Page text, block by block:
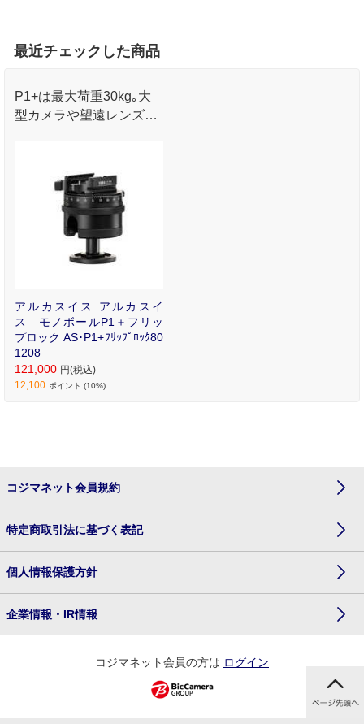
最近チェックした商品
P1+は最大荷重30kg｡大
型カメラや望遠レンズに
アルカスイス アルカスイ
ス モノボールP1＋フリッ
プロック AS･P1+ﾌﾘｯﾌﾟﾛｯｸ80
1208
121,000 円(税込)
12,100 ポイント (10%)
コジマネット会員規約
特定商取引法に基づく表記
個人情報保護方針
企業情報・IR情報
コジマネット会員の方は ログイン